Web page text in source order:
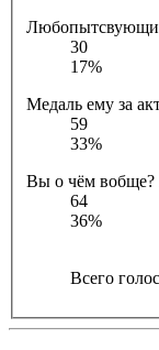
30
17%
Медаль ему за
59
33%
Вы о чём вобще?
64
36%
Всего